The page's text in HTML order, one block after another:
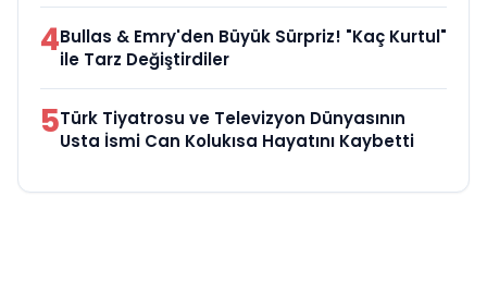
4Bullas & Emry'den Büyük Sürpriz! "Kaç Kurtul"
ile Tarz Değiştirdiler
5Türk Tiyatrosu ve Televizyon Dünyasının
Usta İsmi Can Kolukısa Hayatını Kaybetti